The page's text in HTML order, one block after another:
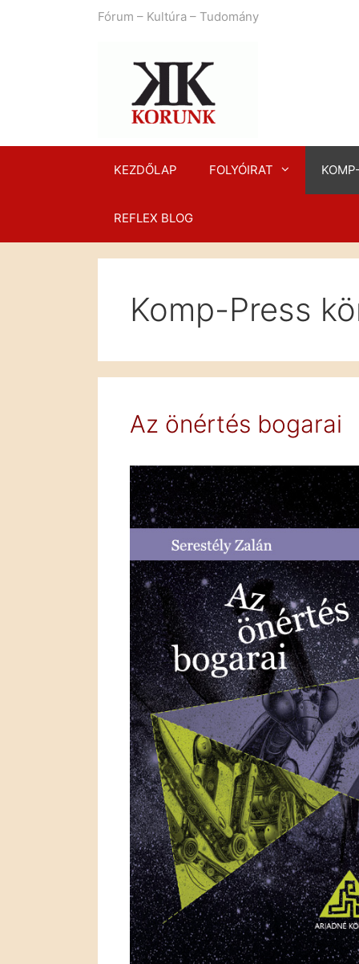
Fórum – Kultúra – Tudomány
KEZDŐLAP FOLYÓIRAT
REFLEX BLOG
Komp-Press
Az önértés bogarai